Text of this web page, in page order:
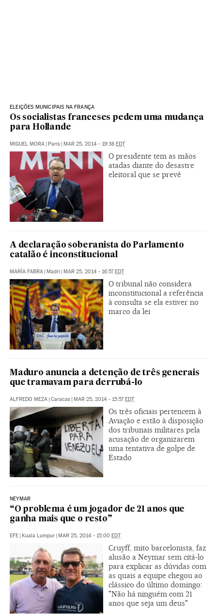
ELEIÇÕES MUNICIPAIS NA FRANÇA
Os socialistas franceses pedem uma mudança
para Hollande
MIGUEL MORA | Paris | MAR 25, 2014 - 19:38 EDT
O presidente tem as mãos
atadas diante do desastre
eleitoral que se prevê
A declaração soberanista do Parlamento
catalão é inconstitucional
MARÍA FABRA | Madri | MAR 25, 2014 - 16:57EDT
O tribunal não considera
inconstitucional a referência
à consulta se ela estiver no
marco da lei
Maduro anuncia a detenção de três generais
que tramavam para derrubá-lo
ALFREDO MEZA | Caracas | MAR 25, 2014 - 15:57EDT
Os três oficiais pertencem à
Aviação e estão à disposição
dos tribunais militares pela
acusação de organizarem
uma tentativa de golpe de
Estado
NEYMAR
“O problema é um jogador de 21 anos que
ganha mais que o resto”
EFE | Kuala Lumpur | MAR 25, 2014 - 15:00 EDT
Cruyff, mito barcelonista, faz
alusão a Neymar sem citá-lo
para explicar as dúvidas com
as quais a equipe chegou ao
clássico do último domingo:
"Não há ninguém com 21
anos que seja um deus"